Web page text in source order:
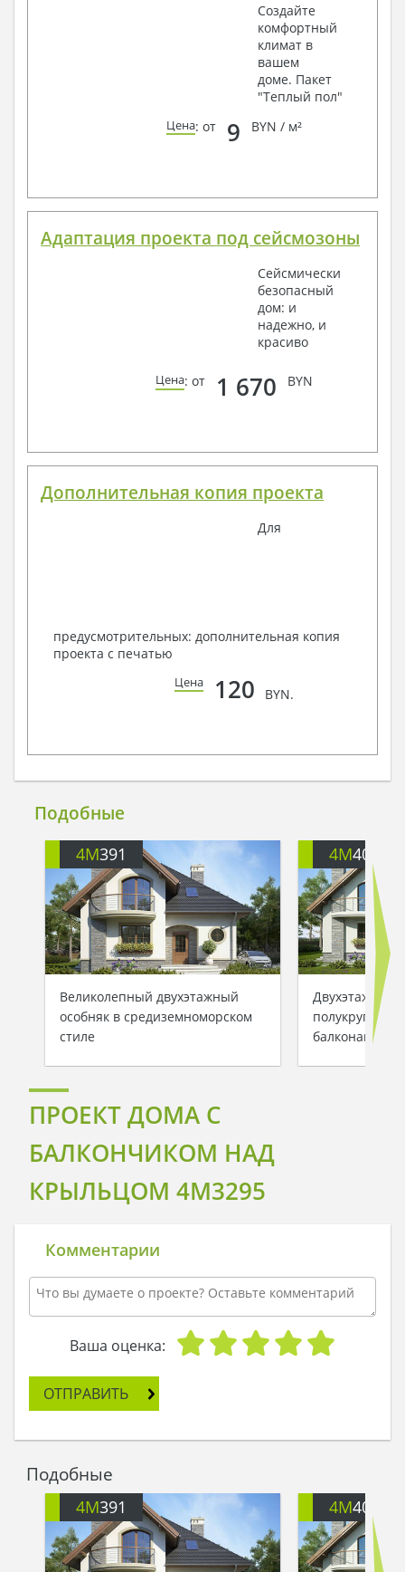
Создайте
комфортный
климат в
вашем
доме. Пакет
"Теплый пол"
Цена: от 9 BYN / м²
Адаптация проекта под сейсмозоны
Сейсмически
безопасный
дом: и
надежно, и
красиво
Цена: от 1 670 BYN
Дополнительная копия проекта
Для
предусмотрительных: дополнительная копия
проекта с печатью
Цена 120 BYN.
Подобные
4M391
Великолепный двухэтажный
особняк в средиземноморском
стиле
4M401
Двухэтажный
балконами
ПРОЕКТ ДОМА С
БАЛКОНЧИКОМ НАД
КРЫЛЬЦОМ 4M3295
Комментарии
Ваша оценка:
ОТПРАВИТЬ
Подобные
4M391 4M401